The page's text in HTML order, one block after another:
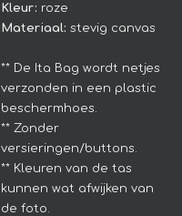
Kleur: roze
Materiaal: stevig canvas
** De Ita Bag wordt netjes
verzonden in een plastic
beschermhoes.
** Zonder
versieringen/buttons.
** Kleuren van de tas
kunnen wat afwijken van
de foto.